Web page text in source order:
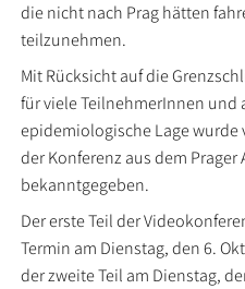
die nicht nach Prag hätten
teilzunehmen.
Mit Rücksicht auf die
für viele TeilnehmerInnen und
epidemiologische Lage wurde
der Konferenz aus dem
bekanntgegeben.
Der erste Teil der
Termin am Dienstag, den 6.
der zweite Teil am Dienstag,